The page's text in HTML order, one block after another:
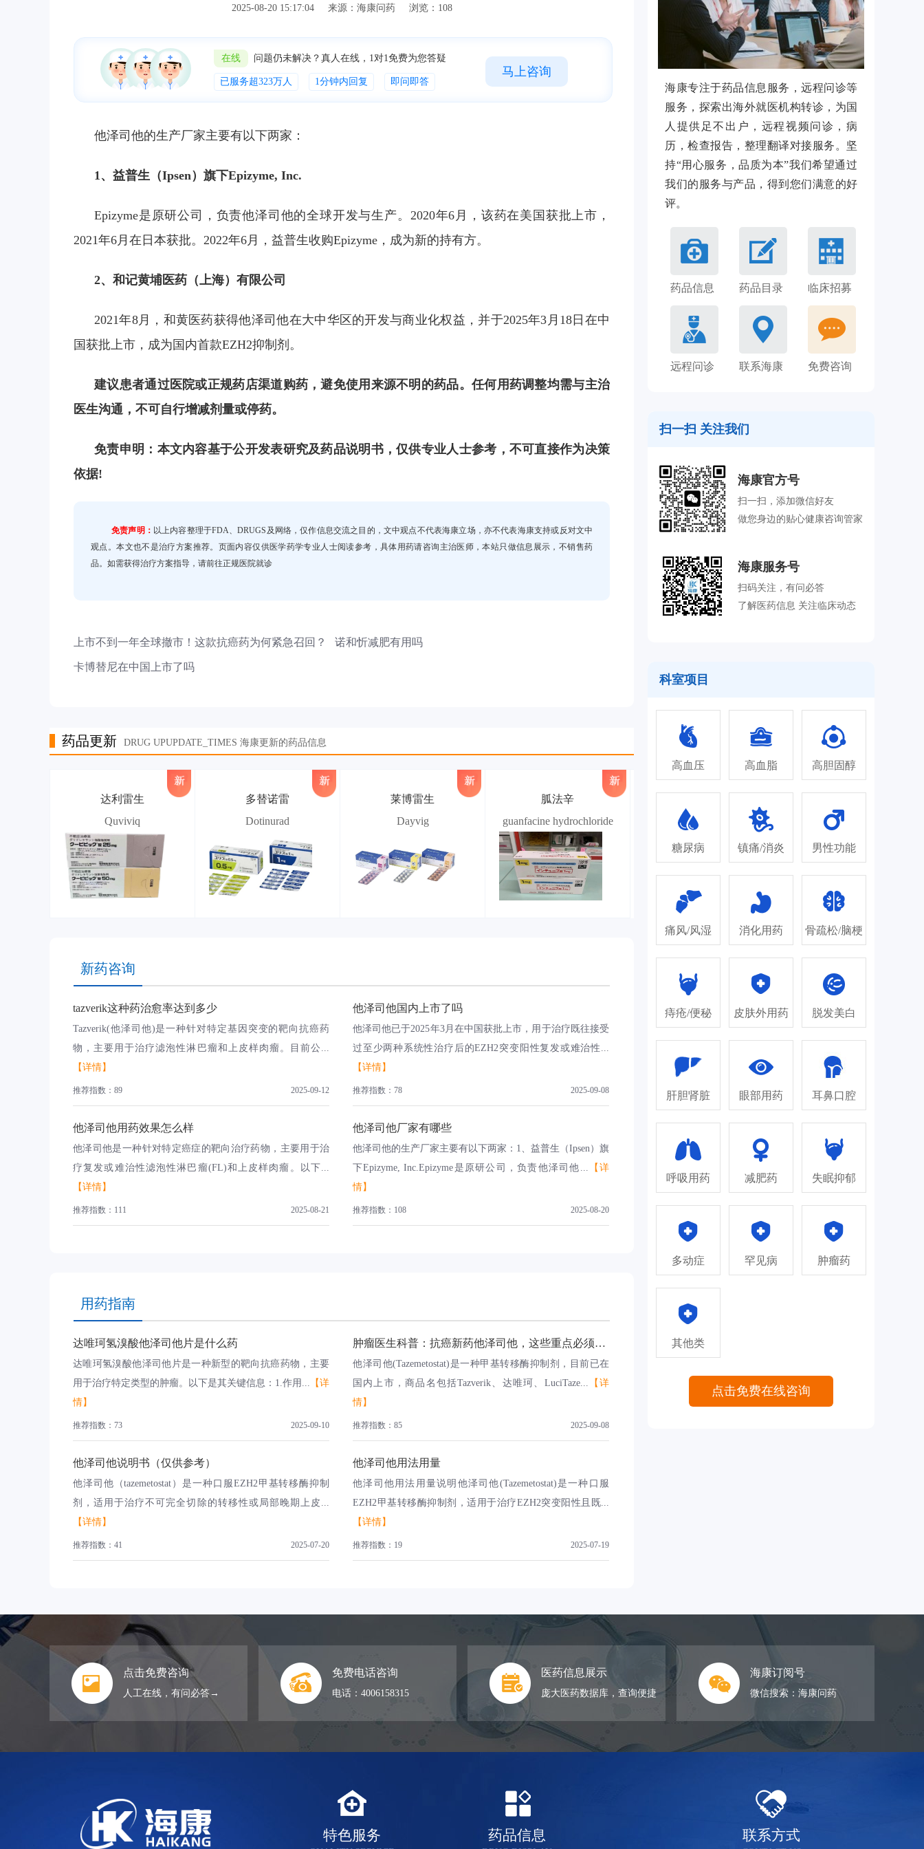
2025-08-20 15:17:04 来源：海康问药 浏览：108
在线 问题仍未解决？真人在线，1对1免费为您答疑
已服务超323万人 1分钟内回复 即问即答
马上咨询
他泽司他的生产厂家主要有以下两家：
1、益普生（Ipsen）旗下Epizyme, Inc.
Epizyme是原研公司，负责他泽司他的全球开发与生产。2020年6月，该药在美国获批上市，
2021年6月在日本获批。2022年6月，益普生收购Epizyme，成为新的持有方。
2、和记黄埔医药（上海）有限公司
2021年8月，和黄医药获得他泽司他在大中华区的开发与商业化权益，并于2025年3月18日在中
国获批上市，成为国内首款EZH2抑制剂。
建议患者通过医院或正规药店渠道购药，避免使用来源不明的药品。任何用药调整均需与主治
医生沟通，不可自行增减剂量或停药。
免责申明：本文内容基于公开发表研究及药品说明书，仅供专业人士参考，不可直接作为决策
依据!
免责声明： 以上内容整理于FDA、DRUGS及网络，仅作信息交流之目的，文中观点不代表海康立场，亦不代表海康支持或反对文中
观点。本文也不是治疗方案推荐。页面内容仅供医学药学专业人士阅读参考，具体用药请咨询主治医师，本站只做信息展示，不销售药
品。如需获得治疗方案指导，请前往正规医院就诊
上市不到一年全球撤市！这款抗癌药为何紧急召回？ 诺和忻减肥有用吗
卡博替尼在中国上市了吗
药品更新 DRUG UPUPDATE_TIMES 海康更新的药品信息
达利雷生
Quviviq
多替诺雷
Dotinurad
莱博雷生
Dayvig
胍法辛
guanfacine hydrochloride
新药咨询
tazverik这种药治愈率达到多少
Tazverik(他泽司他)是一种针对特定基因突变的靶向抗癌药
物，主要用于治疗滤泡性淋巴瘤和上皮样肉瘤。目前公...
【详情】
推荐指数：89 2025-09-12
他泽司他国内上市了吗
他泽司他已于2025年3月在中国获批上市，用于治疗既往接受
过至少两种系统性治疗后的EZH2突变阳性复发或难治性...
【详情】
推荐指数：78 2025-09-08
他泽司他用药效果怎么样
他泽司他是一种针对特定癌症的靶向治疗药物，主要用于治
疗复发或难治性滤泡性淋巴瘤(FL)和上皮样肉瘤。以下...
【详情】
推荐指数：111 2025-08-21
他泽司他厂家有哪些
他泽司他的生产厂家主要有以下两家：1、益普生（Ipsen）旗
下Epizyme, Inc.Epizyme是原研公司，负责他泽司他... 【详
情】
推荐指数：108 2025-08-20
用药指南
达唯珂氢溴酸他泽司他片是什么药
达唯珂氢溴酸他泽司他片是一种新型的靶向抗癌药物，主要
用于治疗特定类型的肿瘤。以下是其关键信息：1.作用... 【详
情】
推荐指数：73 2025-09-10
肿瘤医生科普：抗癌新药他泽司他，这些重点必须掌握！
他泽司他(Tazemetostat)是一种甲基转移酶抑制剂，目前已在
国内上市，商品名包括Tazverik、达唯珂、LuciTaze... 【详
情】
推荐指数：85 2025-09-08
他泽司他说明书（仅供参考）
他泽司他（tazemetostat）是一种口服EZH2甲基转移酶抑制
剂，适用于治疗不可完全切除的转移性或局部晚期上皮...
【详情】
推荐指数：41 2025-07-20
他泽司他用法用量
他泽司他用法用量说明他泽司他(Tazemetostat)是一种口服
EZH2甲基转移酶抑制剂，适用于治疗EZH2突变阳性且既...
【详情】
推荐指数：19 2025-07-19
海康专注于药品信息服务，远程问诊等
服务，探索出海外就医机构转诊，为国
人提供足不出户，远程视频问诊，病
历，检查报告，整理翻译对接服务。坚
持“用心服务，品质为本”我们希望通过
我们的服务与产品，得到您们满意的好
评。
药品信息 药品目录 临床招募
远程问诊 联系海康 免费咨询
扫一扫 关注我们
海康官方号
扫一扫，添加微信好友
做您身边的贴心健康咨询管家
海康服务号
扫码关注，有问必答
了解医药信息 关注临床动态
科室项目
高血压 高血脂 高胆固醇
糖尿病 镇痛/消炎 男性功能
痛风/风湿 消化用药 骨疏松/脑梗
痔疮/便秘 皮肤外用药 脱发美白
肝胆肾脏 眼部用药 耳鼻口腔
呼吸用药 减肥药 失眠抑郁
多动症 罕见病 肿瘤药
其他类
点击免费在线咨询
点击免费咨询
人工在线，有问必答→
免费电话咨询
电话：4006158315
医药信息展示
庞大医药数据库，查询便捷
海康订阅号
微信搜索：海康问药
特色服务 药品信息 联系方式